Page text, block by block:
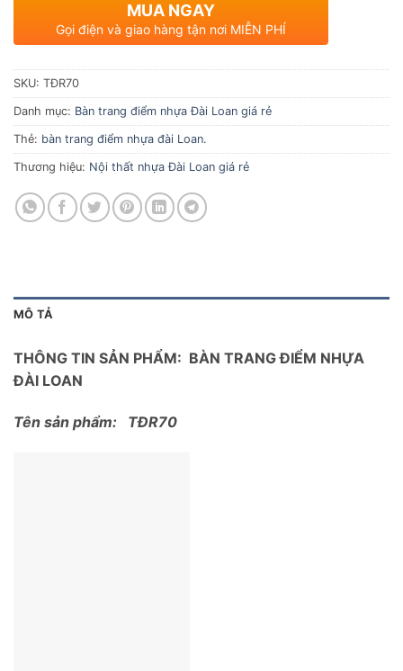
MUA NGAY
Gọi điện và giao hàng tận nơi MIỄN PHÍ
SKU: TĐR70
Danh mục: Bàn trang điểm nhựa Đài Loan giá rẻ
Thẻ: bàn trang điểm nhựa đài Loan.
Thương hiệu: Nội thất nhựa Đài Loan giá rẻ
MÔ TẢ
THÔNG TIN SẢN PHẨM: BÀN TRANG ĐIỂM NHỰA
ĐÀI LOAN
Tên sản phẩm: TĐR70